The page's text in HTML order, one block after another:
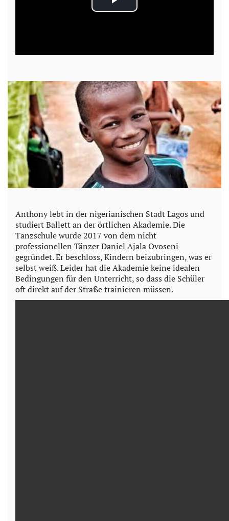
P
a
y
V
i
d
e
Anthony lebt in der nigerianischen Stadt Lagos und
studiert Ballett an der örtlichen Akademie. Die
Tanzschule wurde 2017 von dem nicht
professionellen Tänzer Daniel Ajala Ovoseni
gegründet. Er beschloss, Kindern beizubringen, was er
selbst weiß. Leider hat die Akademie keine idealen
Bedingungen für den Unterricht, so dass die Schüler
oft direkt auf der Straße trainieren müssen.